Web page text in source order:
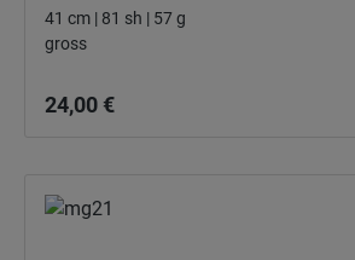
41 cm | 81 sh | 57 g
gross
24,00 €